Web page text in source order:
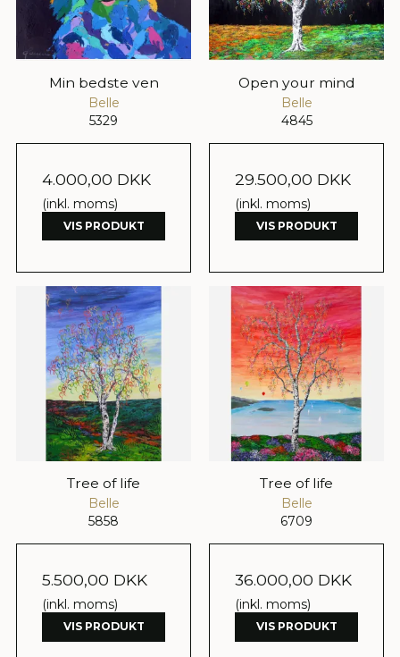
Min bedste ven
Belle
5329
4.000,00 DKK
(inkl. moms)
VIS PRODUKT
Open your mind
Belle
4845
29.500,00 DKK
(inkl. moms)
VIS PRODUKT
Tree of life
Belle
5858
5.500,00 DKK
(inkl. moms)
VIS PRODUKT
Tree of life
Belle
6709
36.000,00 DKK
(inkl. moms)
VIS PRODUKT